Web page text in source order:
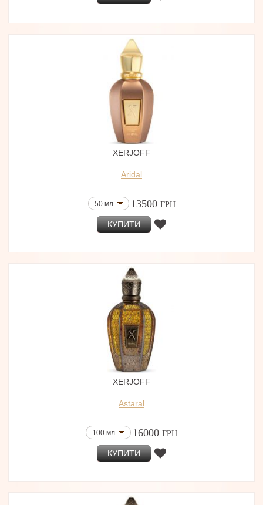
XERJOFF
Aridal
50 мл 13500 ГРН
КУПИТИ
XERJOFF
Astaral
100 мл 16000 ГРН
КУПИТИ